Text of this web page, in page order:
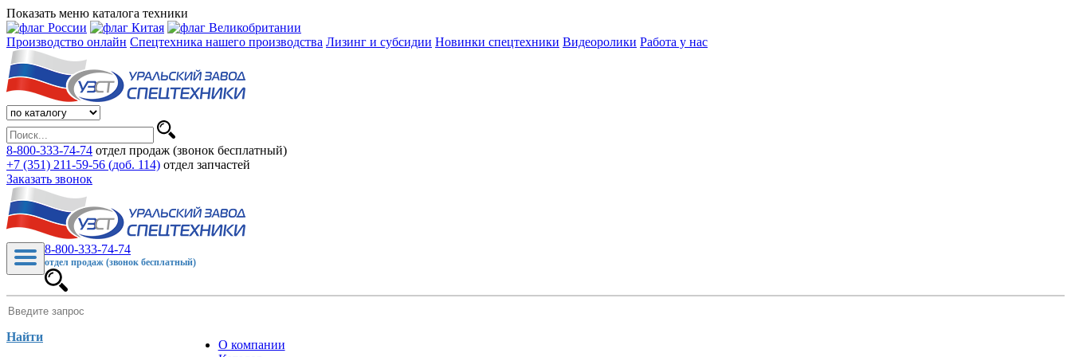
Показать меню каталога техники
Производство онлайн Спецтехника нашего производства Лизинг и субсидии Новинки спецтехники Видеоролики Работа у нас
8-800-333-74-74 отдел продаж (звонок бесплатный)
+7 (351) 211-59-56 (доб. 114) отдел запчастей
Заказать звонок
8-800-333-74-74
отдел продаж (звонок бесплатный)
Найти
О компании